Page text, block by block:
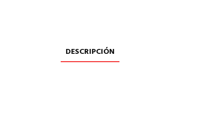
DESCRIPCIÓN